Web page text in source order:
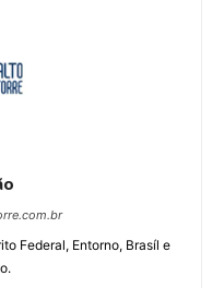
Federal, Entorno, Brasíl e